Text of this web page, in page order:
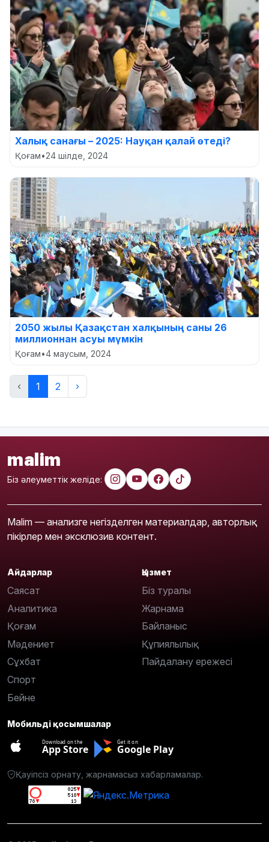
Халық санағы – 2025: Науқан қалай өтеді?
Қоғам•24 шілде, 2024
2050 жылы Қазақстан халқының саны 26
миллионнан асуы мүмкін
Қоғам•4 маусым, 2024
‹ 1 2 ›
malim
Біз әлеуметтік желіде:
Malim — анализге негізделген материалдар, авторлық
пікірлер мен эксклюзив контент.
Айдарлар
Саясат
Аналитика
Қоғам
Мәдениет
Сұхбат
Спорт
Бейне
Қызмет
Біз туралы
Жарнама
Байланыс
Құпиялылық
Пайдалану ережесі
Мобильді қосымшалар
Download on the
App Store
Get it on
Google Play
Қауіпсіз орнату, жарнамасыз хабарламалар.